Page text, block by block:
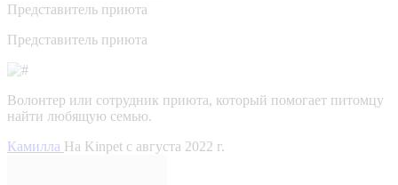
Представитель приюта
Представитель приюта
Волонтер или сотрудник приюта, который помогает питомцу
найти любящую семью.
Камилла На Kinpet c августа 2022 г.